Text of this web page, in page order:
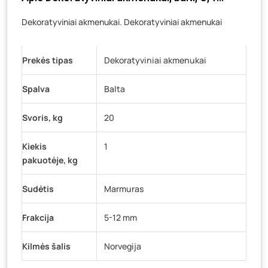
Veteranų g. 11, Visaginas - 0 vienetų
Vilniaus g. 89D, Ukmergė
- 0 vienetų
K. Donelaičio g. 17, Rokiškis- 0 vienetų
Šaltupės g. 64, Zarasai
Dekoratyviniai akmenukai. Dekoratyviniai akmenukai
Prekės tipas Dekoratyviniai akmenukai
Spalva Balta
Svoris, kg 20
Kiekis
pakuotėje, kg
1
Sudėtis Marmuras
Frakcija 5-12 mm
Kilmės šalis Norvegija